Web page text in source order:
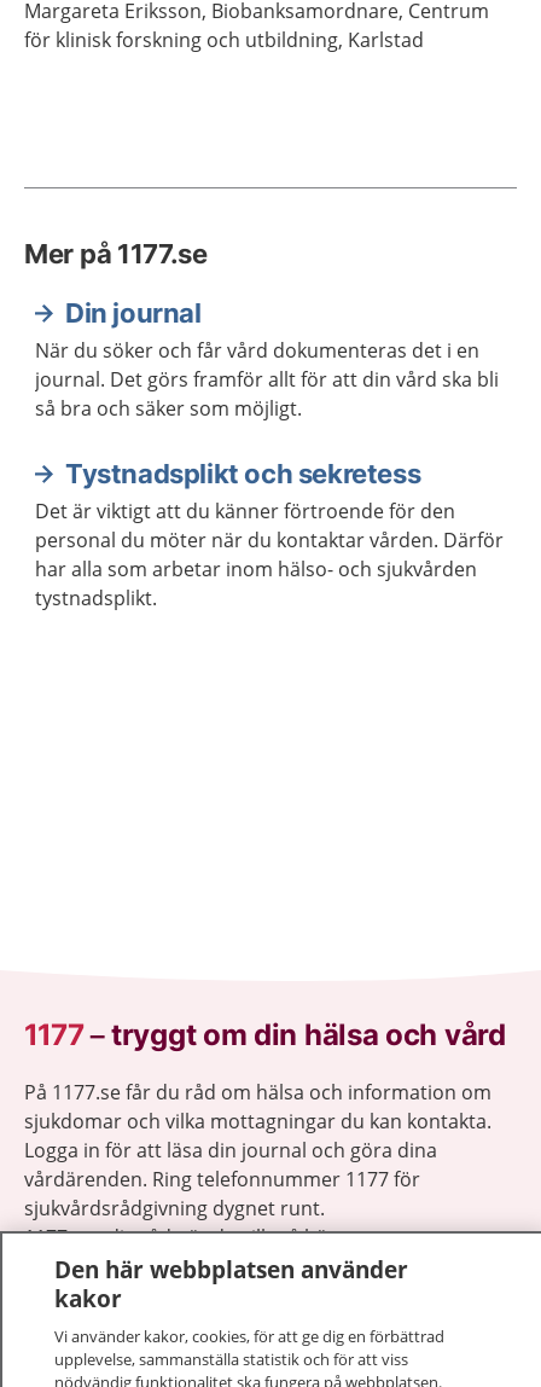
Margareta Eriksson, Biobanksamordnare, Centrum
för klinisk forskning och utbildning, Karlstad
Mer på 1177.se
Din journal
När du söker och får vård dokumenteras det i en
journal. Det görs framför allt för att din vård ska bli
så bra och säker som möjligt.
Tystnadsplikt och sekretess
Det är viktigt att du känner förtroende för den
personal du möter när du kontaktar vården. Därför
har alla som arbetar inom hälso- och sjukvården
tystnadsplikt.
1177–tryggt om din hälsa och vård
På 1177.se får du råd om hälsa och information om
sjukdomar och vilka mottagningar du kan kontakta.
Logga in för att läsa din journal och göra dina
vårdärenden. Ring telefonnummer 1177 för
sjukvårdsrådgivning dygnet runt.
1177 ger dig råd när du vill må bättre.
Den här webbplatsen använder
kakor
Vi använder kakor, cookies, för att ge dig en förbättrad
upplevelse, sammanställa statistik och för att viss
nödvändig funktionalitet ska fungera på webbplatsen.